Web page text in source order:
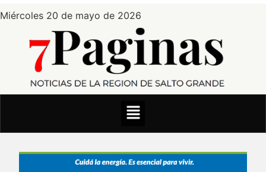
Miércoles 20 de mayo de 2026